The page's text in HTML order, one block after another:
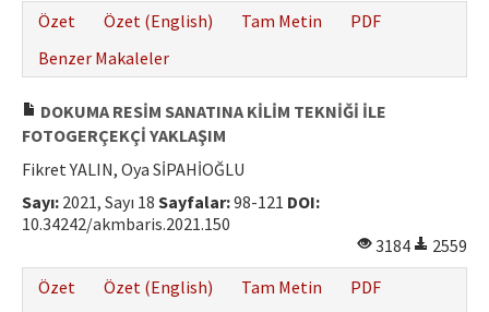
Özet
Özet (English) Tam Metin
PDF
Benzer Makaleler
DOKUMA RESİM SANATINA KİLİM TEKNİĞİ İLE
FOTOGERÇEKÇİ YAKLAŞIM
Fikret YALIN, Oya SİPAHİOĞLU
Sayı: 2021, Sayı 18 Sayfalar:98-121 DOI:
10.34242/akmbaris.2021.150
3184
2559
Özet
Özet (English) Tam Metin
PDF